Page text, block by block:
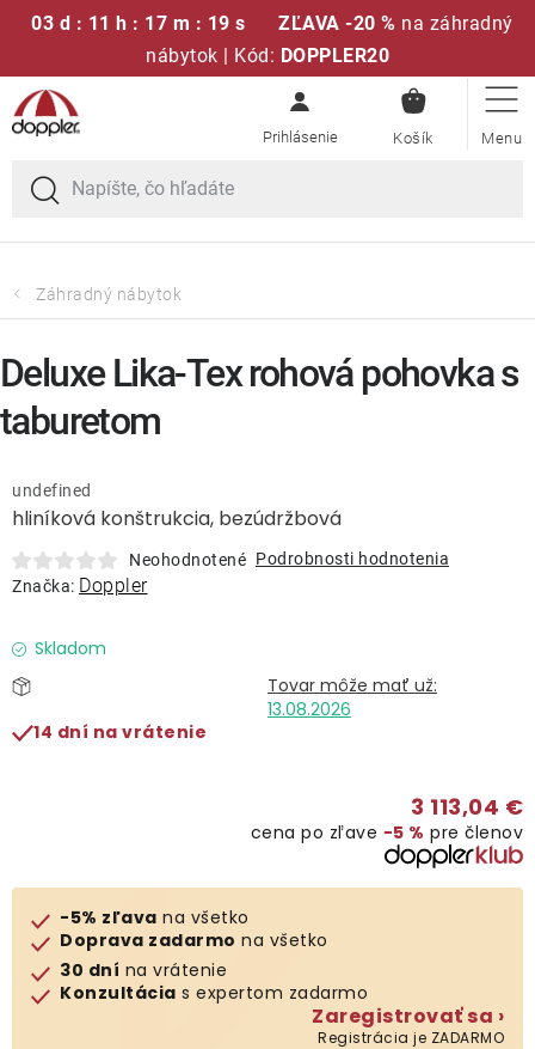
03 d : 11 h : 17 m : 19 s ZĽAVA -20 % na záhradný
nábytok | Kód: DOPPLER20
Prejsť
na
obsah
KOŠÍK
Sedacie súpravy
Slnečníky
Polstre a sedáky
Predávané značky
Klub výhod
Záhradný nábytok
hliníková konštrukcia, bezúdržbová
undefined
Neohodnotené Podrobnosti hodnotenia
Značka: Doppler
Skladom
13.08.2026
14 dní na vrátenie
3 113,04 €
cena po zľave −5 % pre členov
-5% zľava na všetko
Doprava zadarmo na všetko
30 dní na vrátenie
Konzultácia s expertom zadarmo
Zaregistrovať sa ›
Registrácia je ZADARMO
Deluxe Lika-Tex rohová pohovka s
taburetom